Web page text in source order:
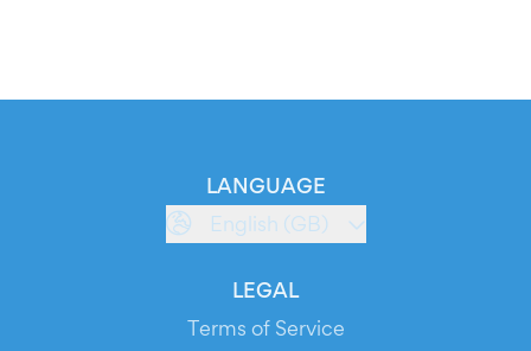
LANGUAGE
English (GB)
LEGAL
Terms of Service